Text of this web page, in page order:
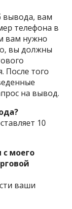
вывода, вам
телефона в
вам нужно
вы должны
После того
на вывод.
10
с моего
ваши